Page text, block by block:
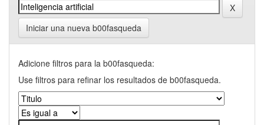
Iniciar una nueva b00fasqueda
Adicione filtros para la b00fasqueda:
Use filtros para refinar los resultados de b00fasqueda.